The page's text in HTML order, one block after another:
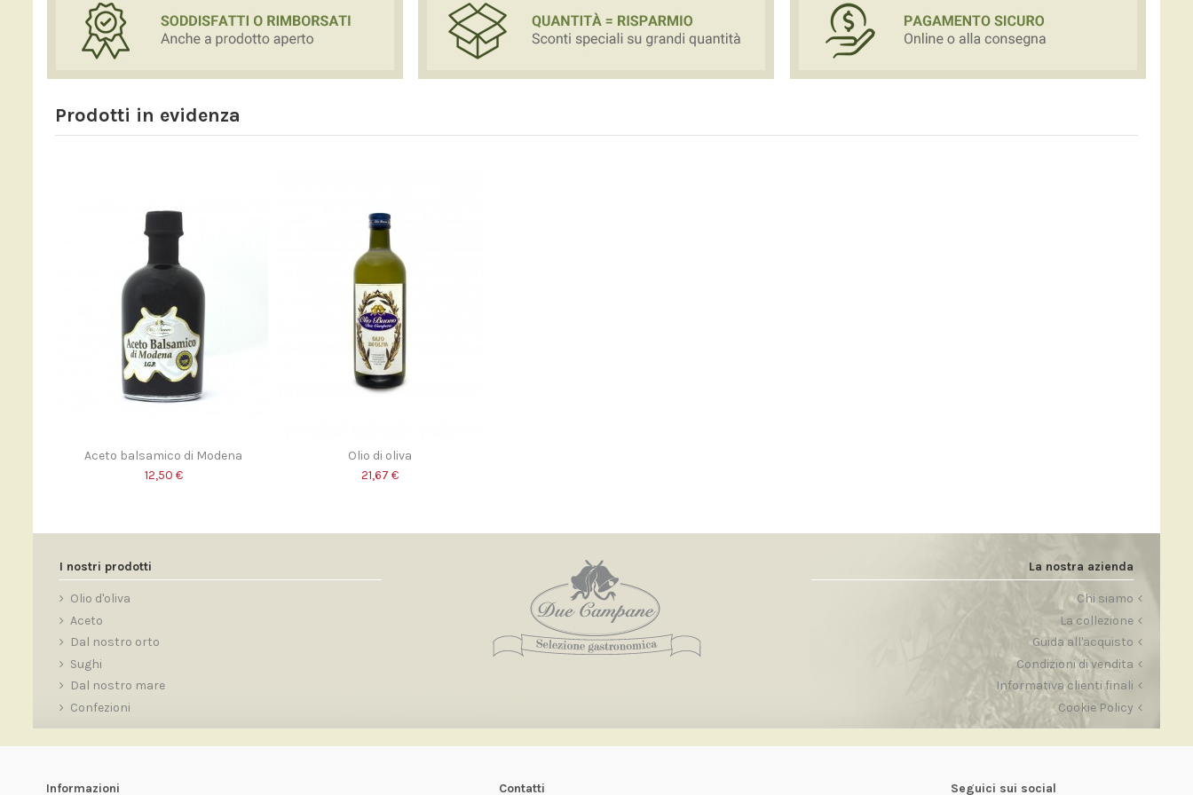
Prodotti in evidenza
Aceto balsamico di Modena
12,50 €
Olio di oliva
21,67 €
I nostri prodotti
Olio d'oliva
Aceto
Dal nostro orto
Sughi
Dal nostro mare
Confezioni
La nostra azienda
Chi siamo
La collezione
Guida all'acquisto
Condizioni di vendita
Informativa clienti finali
Cookie Policy
Informazioni Contatti Seguici sui social